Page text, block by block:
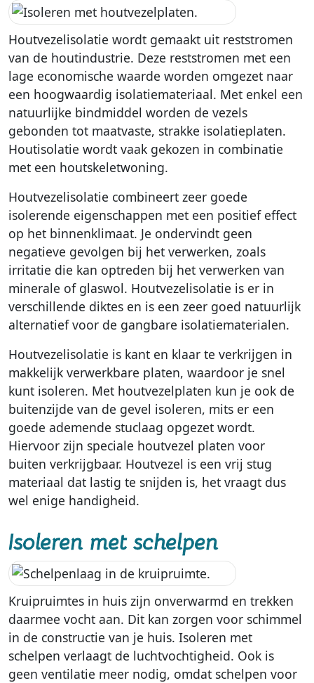
Houtvezelisolatie wordt gemaakt uit reststromen
van de houtindustrie. Deze reststromen met een
lage economische waarde worden omgezet naar
een hoogwaardig isolatiemateriaal. Met enkel een
natuurlijke bindmiddel worden de vezels
gebonden tot maatvaste, strakke isolatieplaten.
Houtisolatie wordt vaak gekozen in combinatie
met een houtskeletwoning.
Houtvezelisolatie combineert zeer goede
isolerende eigenschappen met een positief effect
op het binnenklimaat. Je ondervindt geen
negatieve gevolgen bij het verwerken, zoals
irritatie die kan optreden bij het verwerken van
minerale of glaswol. Houtvezelisolatie is er in
verschillende diktes en is een zeer goed natuurlijk
alternatief voor de gangbare isolatiematerialen.
Houtvezelisolatie is kant en klaar te verkrijgen in
makkelijk verwerkbare platen, waardoor je snel
kunt isoleren. Met houtvezelplaten kun je ook de
buitenzijde van de gevel isoleren, mits er een
goede ademende stuclaag opgezet wordt.
Hiervoor zijn speciale houtvezel platen voor
buiten verkrijgbaar. Houtvezel is een vrij stug
materiaal dat lastig te snijden is, het vraagt dus
wel enige handigheid.
Isoleren met schelpen
Kruipruimtes in huis zijn onverwarmd en trekken
daarmee vocht aan. Dit kan zorgen voor schimmel
in de constructie van je huis. Isoleren met
schelpen verlaagt de luchtvochtigheid. Ook is
geen ventilatie meer nodig, omdat schelpen voor